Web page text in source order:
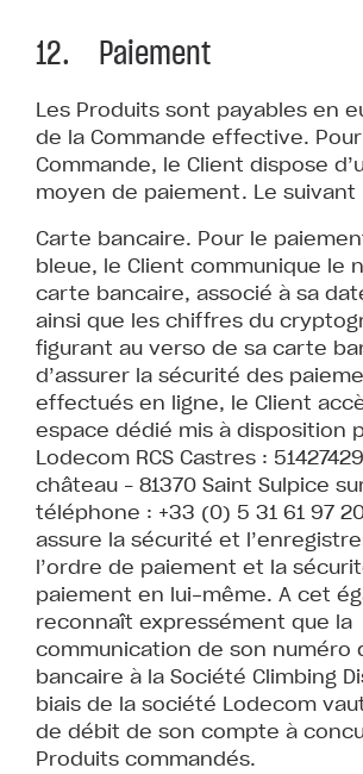
12. Paiement
Les Produits sont payables en
de la Commande effective.
Commande, le Client dispose
moyen de paiement. Le suivant
Carte bancaire. Pour le
bleue, le Client communique le
carte bancaire, associé à sa
ainsi que les chiffres du
figurant au verso de sa carte
d’assurer la sécurité des
effectués en ligne, le Client
espace dédié mis à disposition
Lodecom RCS Castres :
château – 81370 Saint Sulpice
téléphone : +33 (0) 5 31 61 97
assure la sécurité et
l’ordre de paiement et la
paiement en lui-même. A cet
reconnaît expressément que la
communication de son numéro
bancaire à la Société Climbing
biais de la société Lodecom
de débit de son compte à
Produits commandés.